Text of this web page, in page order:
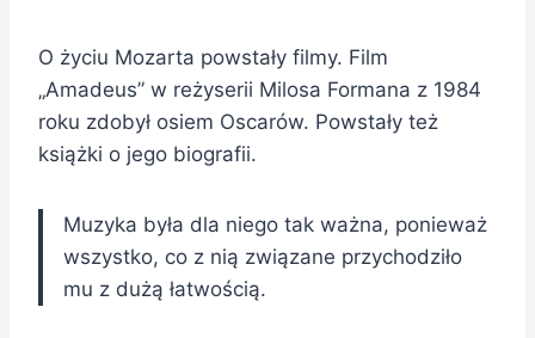
O życiu Mozarta powstały filmy. Film
„Amadeus” w reżyserii Milosa Formana z 1984
roku zdobył osiem Oscarów. Powstały też
książki o jego biografii.
Muzyka była dla niego tak ważna, ponieważ
wszystko, co z nią związane przychodziło
mu z dużą łatwością.